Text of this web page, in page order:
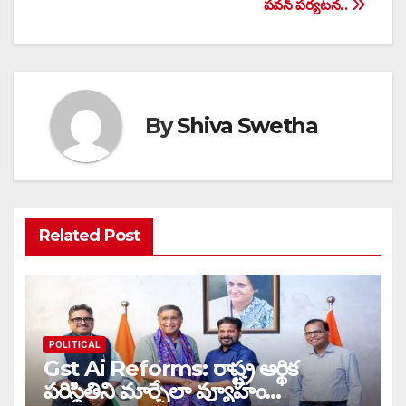
పవన్ పర్యటన..
ByShiva Swetha
Related Post
POLITICAL
Gst Ai Reforms: రాష్ట్ర ఆర్థిక
పరిస్థితిని మార్చేలా వ్యూహం…